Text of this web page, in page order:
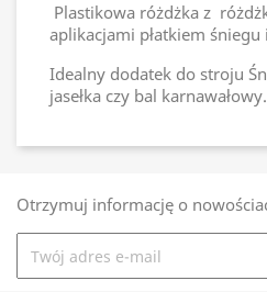
Plastikowa różdżka z
aplikacjami płatkiem śniegu
Idealny dodatek do stroju
jasełka czy bal karnawałowy.
Otrzymuj informację o